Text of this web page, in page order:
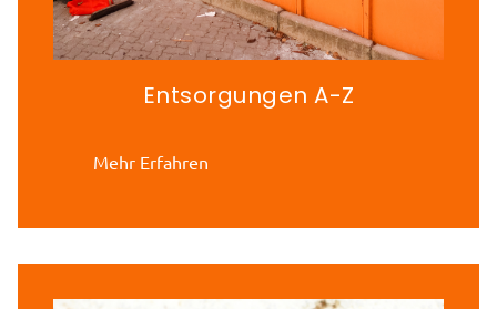
Entsorgungen A-Z
Mehr Erfahren